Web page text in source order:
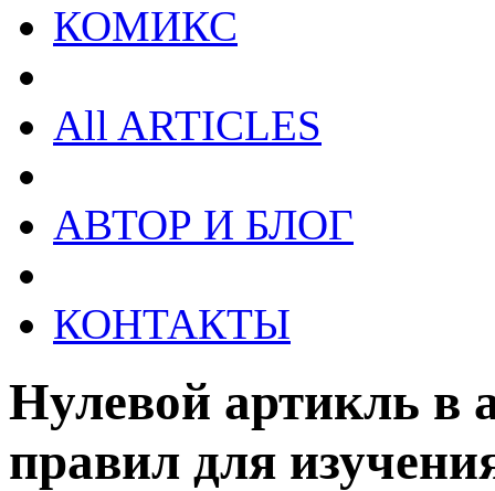
КОМИКС
All ARTICLES
АВТОР И БЛОГ
КОНТАКТЫ
Нулевой артикль в
правил для